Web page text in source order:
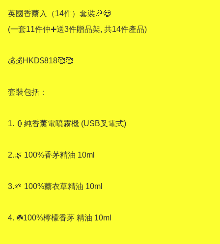
英國香薰入（14件）套裝🎉😍
(一套11件仲➕送3件贈品架, 共14件產品)
💰💰HKD$818🥰🥰
套裝包括：
1. 🏮純香薰電噴霧機 (USB叉電式)
2.🌿 100%香茅精油 10ml
3.🌱 100%薰衣草精油 10ml
4. ☘️100%檸檬香茅 精油 10ml